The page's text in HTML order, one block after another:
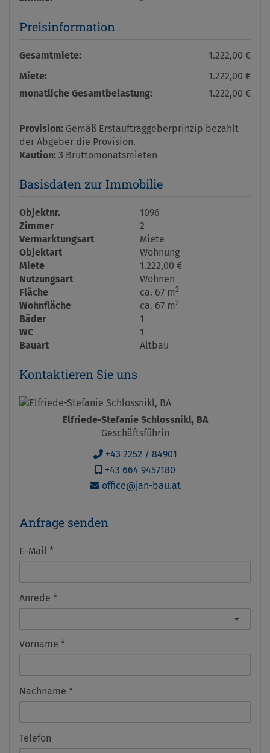
Preisinformation
Gesamtmiete:
1.222,00 €
Miete:
1.222,00 €
monatliche Gesamtbelastung:
1.222,00 €
Provision: Gemäß Erstauftraggeberprinzip bezahlt
der Abgeber die Provision.
Kaution: 3 Bruttomonatsmieten
Basisdaten zur Immobilie
Objektnr.
1096
Zimmer
2
Vermarktungsart
Miete
Objektart
Wohnung
Miete
1.222,00 €
Nutzungsart
Wohnen
Fläche
ca. 67 m2
Wohnfläche ca. 67 m2
Bäder
1
WC
1
Bauart
Altbau
Kontaktieren Sie uns
Elfriede-Stefanie Schlossnikl, BA
Geschäftsführin
+43 2252 / 84901
+43 664 9457180
office@jan-bau.at
Anfrage senden
E-Mail
Anrede
Vorname
Nachname
Telefon